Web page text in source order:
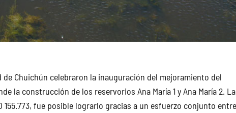
Chuichún celebraron la inauguración del mejoramiento del
la construcción de los reservorios Ana María 1 y Ana María 2. La
155.773, fue posible lograrlo gracias a un esfuerzo conjunto